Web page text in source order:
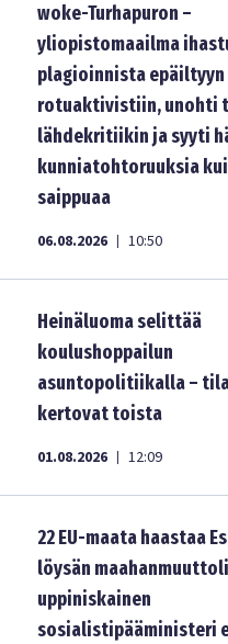
woke-Turhapuron –
yliopistomaailma
plagioinnista epäiltyyn
rotuaktivistiin, unohti
lähdekritiikin ja syyti
kunniatohtoruuksia
saippuaa
06.08.2026 | 10:50
Heinäluoma selittää
koulushoppailun
asuntopolitiikalla –
kertovat toista
01.08.2026 | 12:09
22 EU-maata haastaa
löysän
uppiniskainen
sosialistipääministeri